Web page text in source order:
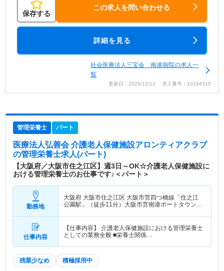
保存する
この求人を問い合わせる
詳細を見る
社会医療法人三宝会 南港病院の求人一
覧
更新日：2025/12/12 求人番号：10194315
管理栄養士 パート
医療法人弘善会 介護老人保健施設アロンティアクラブ
の管理栄養士求人(パート)
【大阪府／大阪市住之江区】週3日～OK☆介護老人保健施設に
おける管理栄養士のお仕事です♪＜パート＞
勤務地
大阪府 大阪市住之江区 大阪市営四つ橋線「住之江
公園駅」（徒歩11分）大阪市営南港ポートタウン線
仕事内容
【仕事内容】 介護老人保健施設における管理栄養士
としての業務全般 ■栄養士関係…
残業少なめ 積極採用中